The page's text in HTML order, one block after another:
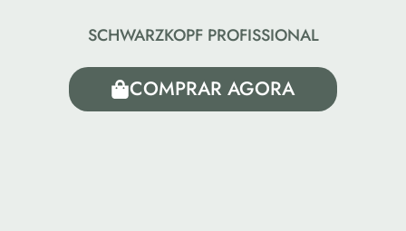
SCHWARZKOPF PROFISSIONAL
COMPRAR AGORA